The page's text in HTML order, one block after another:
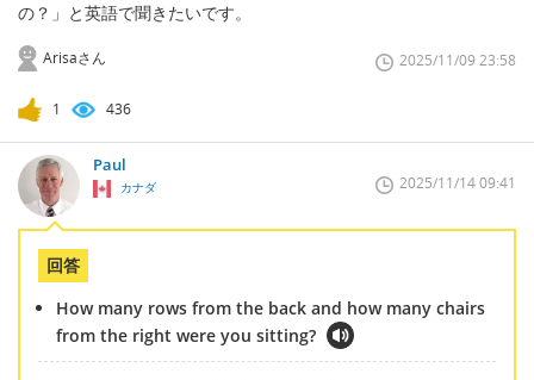
の？」と英語で聞きたいです。
Arisaさん 2025/11/09 23:58
1 436
Paul
カナダ 2025/11/14 09:41
回答
How many rows from the back and how many chairs
from the right were you sitting?